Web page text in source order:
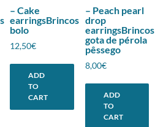
– Cake
earringsBrincos
bolo
12,50€
ADD
TO
CART
– Peach pearl
drop
earringsBrincos
gota de pérola
pêssego
8,00€
ADD
TO
CART